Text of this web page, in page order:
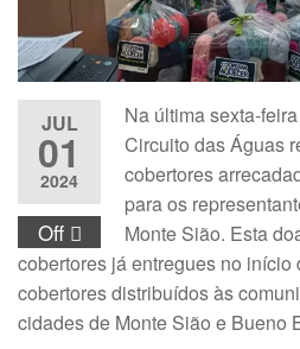
JUL
01
2024
Off
Na última sexta-
Circuito das Águas
cobertores
para os
Monte Sião. Esta
cobertores já entregues no
cobertores distribuídos às
cidades de Monte Sião e Bueno